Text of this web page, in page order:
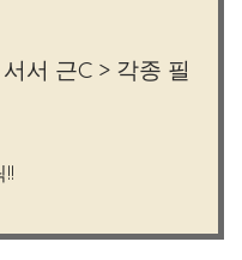
서 근C > 각종 필